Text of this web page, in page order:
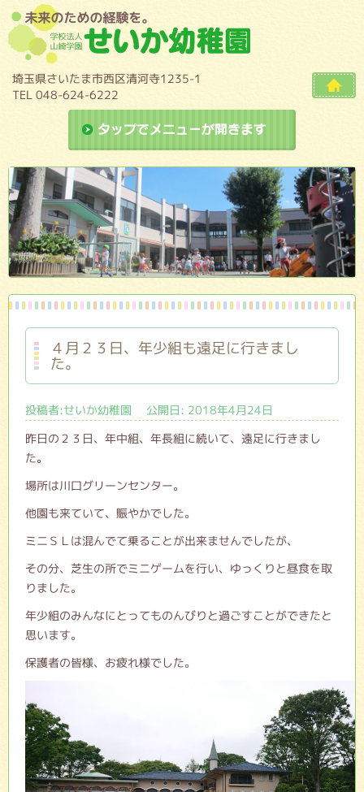
埼玉県さいたま市西区清河寺1235-1
TEL 048-624-6222
４月２３日、年少組も遠足に行きまし
た。
投稿者:せいか幼稚園 公開日: 2018年4月24日
昨日の２３日、年中組、年長組に続いて、遠足に行きまし
た。
場所は川口グリーンセンター。
他園も来ていて、賑やかでした。
ミニＳＬは混んでて乗ることが出来ませんでしたが、
その分、芝生の所でミニゲームを行い、ゆっくりと昼食を取
りました。
年少組のみんなにとってものんびりと過ごすことができたと
思います。
保護者の皆様、お疲れ様でした。